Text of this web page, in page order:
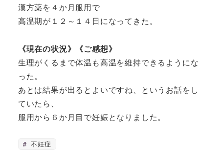
漢方薬を４か月服用で
高温期が１２～１４日になってきた。
《現在の状況》《ご感想》
生理がくるまで体温も高温を維持できるようにな
った。
あとは結果が出るとよいですね、というお話をし
ていたら、
服用から６か月目で妊娠となりました。
不妊症